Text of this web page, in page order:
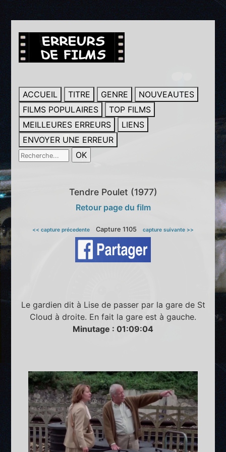
ACCUEIL TITRE GENRE
NOUVEAUTES
FILMS POPULAIRES
TOP FILMS
MEILLEURES ERREURS
LIENS
ENVOYER UNE ERREUR
Tendre Poulet (1977)
Retour page du film
<< capture précedente Capture 1105 capture suivante >>
Le gardien dit à Lise de passer par la gare de St
Cloud à droite. En fait la gare est à gauche.
Minutage : 01:09:04